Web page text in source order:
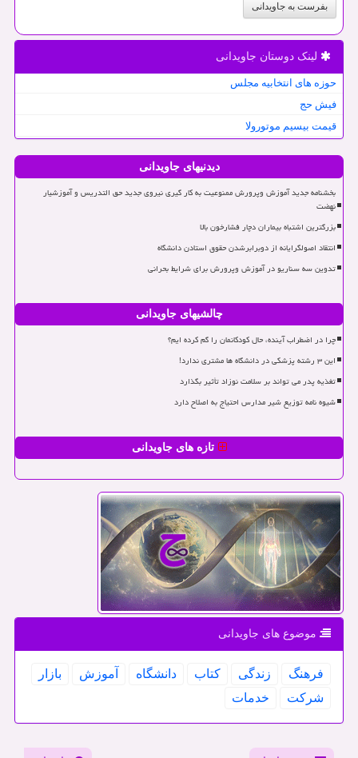
بفرست به جاویدانی
لینک دوستان جاویدانی
حوزه های انتخابیه مجلس
فیش حج
قیمت بیسیم موتورولا
دیدنیهای جاویدانی
بخشنامه جدید آموزش وپرورش ممنوعیت به کار گیری نیروی جدید حق التدریس و آموزشیار
نهضت
بزرگترین اشتباه بیماران دچار فشارخون بالا
انتقاد اصولگرایانه از دوبرابرشدن حقوق استادن دانشگاه
تدوین سه سناریو در آموزش وپرورش برای شرایط بحرانی
چالشیهای جاویدانی
چرا در اضطراب آینده، حال کودکانمان را گم کرده ایم؟
این ۳ رشته پزشکی در دانشگاه ها مشتری ندارد!
تغذیه پدر می تواند بر سلامت نوزاد تأثیر بگذارد
شیوه نامه توزیع شیر مدارس احتیاج به اصلاح دارد
تازه های جاویدانی
موضوع های جاویدانی
فرهنگ زندگی كتاب دانشگاه آموزش
بازار
شركت
خدمات